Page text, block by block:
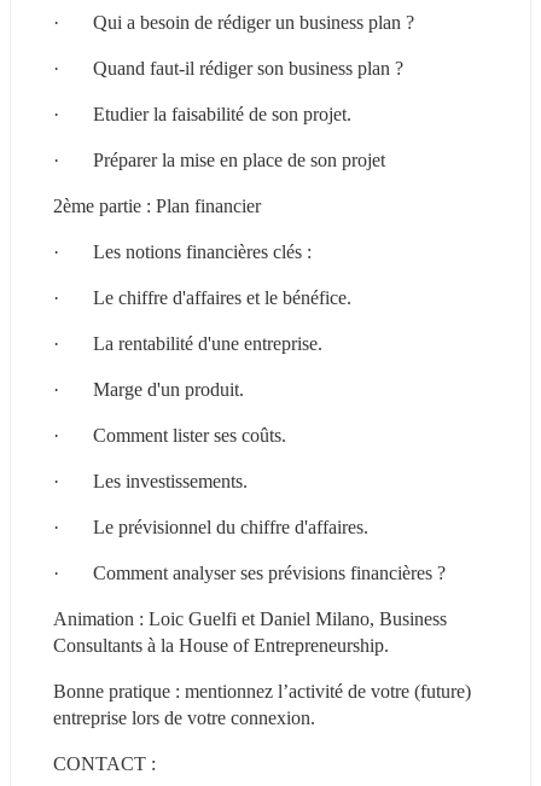
·       Qui a besoin de rédiger un business plan ?
·       Quand faut-il rédiger son business plan ?
·       Etudier la faisabilité de son projet.
·       Préparer la mise en place de son projet
2ème partie : Plan financier
·       Les notions financières clés :
·       Le chiffre d'affaires et le bénéfice.
·       La rentabilité d'une entreprise.
·       Marge d'un produit.
·       Comment lister ses coûts.
·       Les investissements.
·       Le prévisionnel du chiffre d'affaires.
·       Comment analyser ses prévisions financières ?
Animation : Loic Guelfi et Daniel Milano, Business
Consultants à la House of Entrepreneurship.
Bonne pratique : mentionnez l’activité de votre (future)
entreprise lors de votre connexion.
CONTACT :